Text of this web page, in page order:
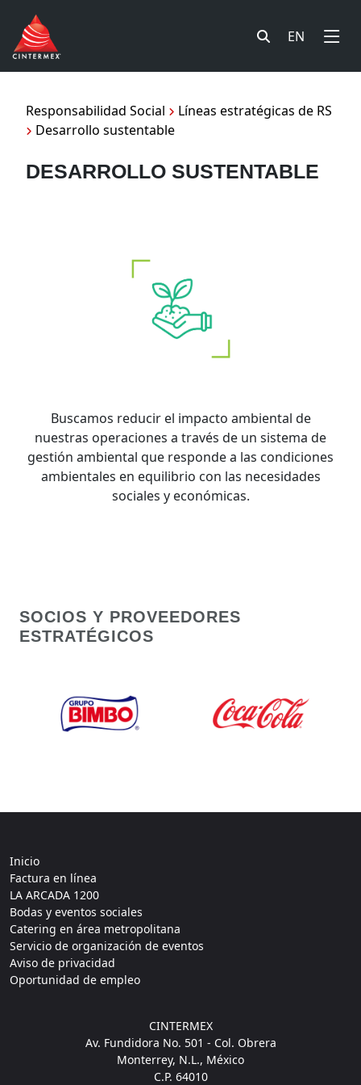
EN
Responsabilidad Social
Líneas estratégicas de RS
Desarrollo sustentable
DESARROLLO SUSTENTABLE
Buscamos reducir el impacto ambiental de
nuestras operaciones a través de un sistema de
gestión ambiental que responde a las condiciones
ambientales en equilibrio con las necesidades
sociales y económicas.
SOCIOS Y PROVEEDORES
ESTRATÉGICOS
Inicio
Factura en línea
LA ARCADA 1200
Bodas y eventos sociales
Catering en área metropolitana
Servicio de organización de eventos
Aviso de privacidad
Oportunidad de empleo
CINTERMEX
Av. Fundidora No. 501 - Col. Obrera
Monterrey, N.L., México
C.P. 64010